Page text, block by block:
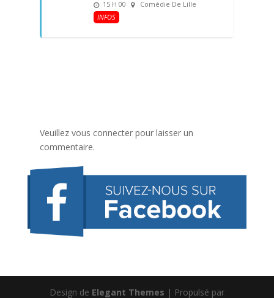
15 H 00
Comédie De Lille
INFOS
Veuillez vous connecter pour laisser un
commentaire.
Design de Elegant Themes | Propulsé par